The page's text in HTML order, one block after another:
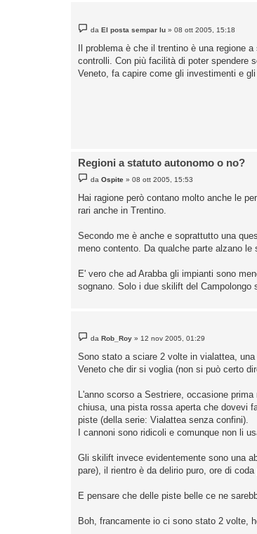
M
e
s
a
g
daEl posta sempar lu »08 ott 2005, 15:18
Il problema è che il trentino è una regione
controlli. Con più facilità di poter spendere
Veneto, fa capire come gli investimenti e
Regioni a statuto autonomo o no?
M
e
s
s
a
i
daOspite »08 ott 2005, 15:53
Hai ragione però contano molto anche le
rari anche in Trentino.
Secondo me è anche e soprattutto una
meno contento. Da qualche parte alzano
E' vero che ad Arabba gli impianti sono
sognano. Solo i due skilift del Campolongo
M
e
s
a
i
o
daRob_Roy » 12 nov 2005, 01:29
Sono stato a sciare 2 volte in vialattea,
Veneto che dir si voglia (non si può certo
L'anno scorso a Sestriere, occasione
chiusa, una pista rossa aperta che dovevi
piste (della serie: Vialattea senza confini).
I cannoni sono ridicoli e comunque non li
Gli skilift invece evidentemente sono una
pare), il rientro è da delirio puro, ore di
E pensare che delle piste belle ce ne
Boh, francamente io ci sono stato 2 volte,